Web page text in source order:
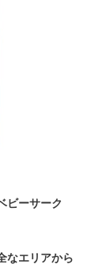
ビーサーク
なエリアから